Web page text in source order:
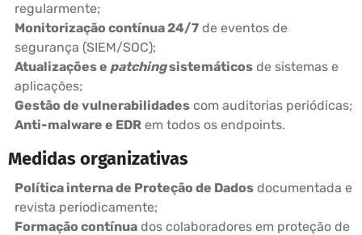
regularmente;
Monitorização contínua 24/7 de eventos de
segurança (SIEM/SOC);
Atualizações e patchingsistemáticos de sistemas e
aplicações;
Gestão de vulnerabilidades com auditorias periódicas;
Anti-malware e EDR em todos os endpoints.
Medidas organizativas
Política interna de Proteção de Dados documentada e
revista periodicamente;
Formação contínua dos colaboradores em proteção de